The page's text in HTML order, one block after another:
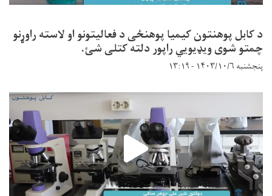
د کابل پوهنتون کیمیا پوهنځی د فعالیتونو او لاسته راوړنو
چمتو شوی ویډیویي راپور دلته کتلی شئ.
پنجشنبه ۱۴۰۳/۱۰/۶ - ۱۳:۱۹